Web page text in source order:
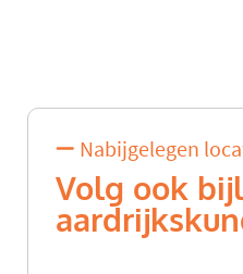
Nabijgelegen
Volg ook